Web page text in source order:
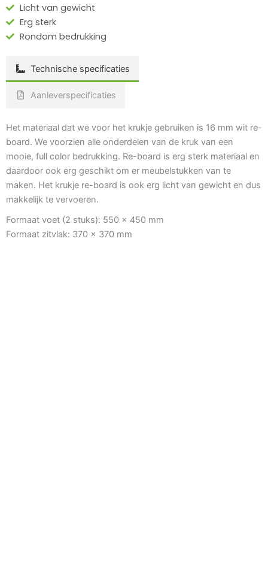
Licht van gewicht
Erg sterk
Rondom bedrukking
Technische specificaties
Aanleverspecificaties
Het materiaal dat we voor het krukje gebruiken is 16 mm wit re-
board. We voorzien alle onderdelen van de kruk van een
mooie, full color bedrukking. Re-board is erg sterk materiaal en
daardoor ook erg geschikt om er meubelstukken van te
maken. Het krukje re-board is ook erg licht van gewicht en dus
makkelijk te vervoeren.
Formaat voet (2 stuks): 550 x 450 mm
Formaat zitvlak: 370 x 370 mm